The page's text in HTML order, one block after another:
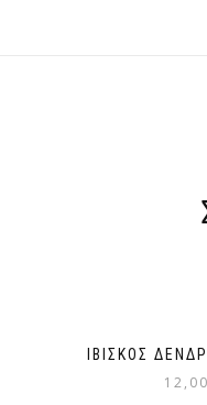
ΙΒΊΣΚΟΣ
12,00